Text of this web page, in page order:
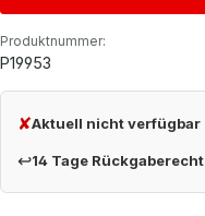
Produktnummer:
P19953
✘Aktuell nicht verfügbar
↩14 Tage Rückgaberecht